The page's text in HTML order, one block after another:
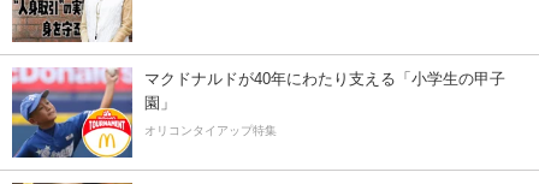
マクドナルドが40年にわたり支える「小学生の甲子
園」
オリコンタイアップ特集